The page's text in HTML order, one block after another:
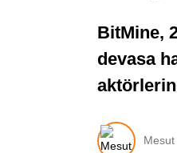
BitMine,
devasa
Mesut